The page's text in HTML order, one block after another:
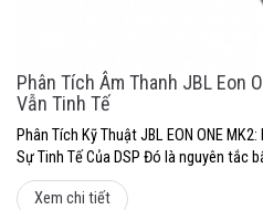
Phân Tích Âm Thanh JBL Eon
Vẫn Tinh Tế
Phân Tích Kỹ Thuật JBL EON ONE
Sự Tinh Tế Của DSP Đó là nguyên tắc
Xem chi tiết